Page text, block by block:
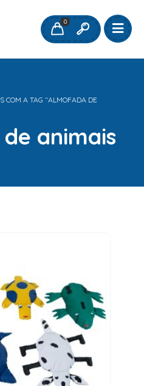
0
COM A TAG “ALMOFADA DE
animais